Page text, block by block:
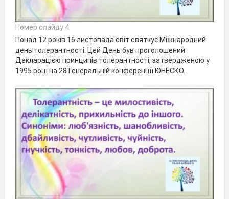
Номер слайду 4
Понад 12 років 16 листопада світ святкує Міжнародний
день толерантності. Цей День був проголошений
Декларацією принципів толерантності, затвердженою у
1995 році на 28 Генеральній конференції ЮНЕСКО.